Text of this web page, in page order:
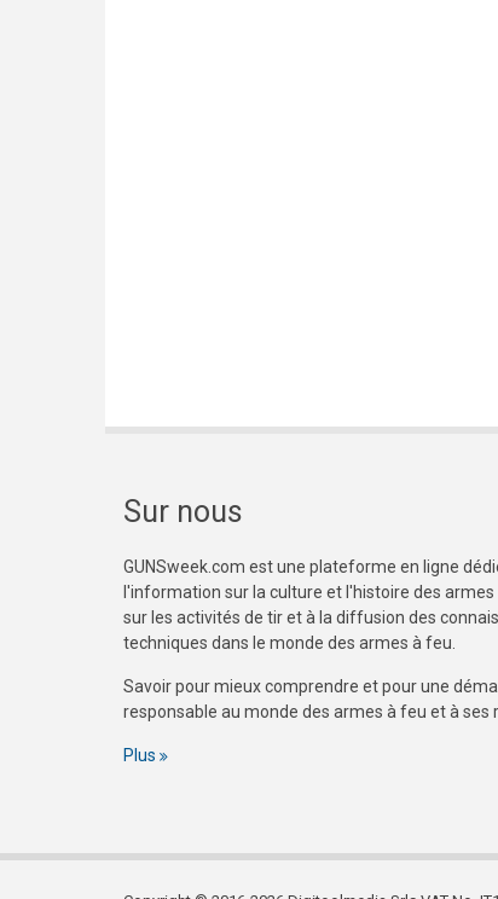
Sur nous
GUNSweek.com est une plateforme en ligne
l'information sur la culture et l'histoire des armes
sur les activités de tir et à la diffusion des
techniques dans le monde des armes à feu.
Savoir pour mieux comprendre et pour une
responsable au monde des armes à feu et à ses
Plus